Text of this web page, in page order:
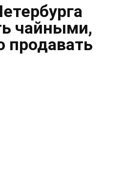
чайными,
продавать